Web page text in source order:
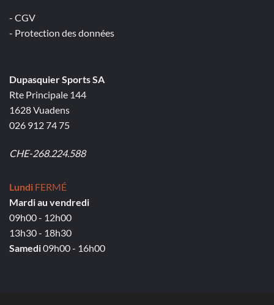
- CGV
- Protection des données
Dupasquier Sports SA
Rte Principale 144
1628 Vuadens
026 912 74 75
CHE-268.224.588
Lundi FERMÉ
Mardi au vendredi
09h00 - 12h00
13h30 - 18h30
Samedi09h00 - 16h00